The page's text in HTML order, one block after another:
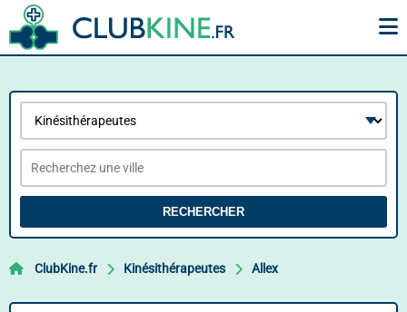
RECHERCHER
ClubKine.fr Kinésithérapeutes Allex